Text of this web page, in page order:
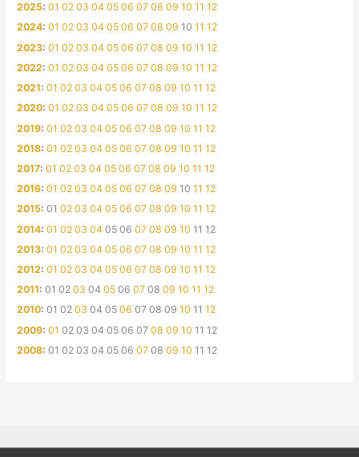
2025:01 02 03 04 05 06 07 08 09 10 11 12
2024:01 02 03 04 05 06 07 08 09 10 11 12
2023:01 02 03 04 05 06 07 08 09 10 11 12
2022:01 02 03 04 05 06 07 08 09 10 11 12
2021:01 02 03 04 05 06 07 08 09 10 11 12
2020:01 02 03 04 05 06 07 08 09 10 11 12
2019:01 02 03 04 05 06 07 08 09 10 11 12
2018:01 02 03 04 05 06 07 08 09 10 11 12
2017:01 02 03 04 05 06 07 08 09 10 11 12
2016:01 02 03 04 05 06 07 08 09 10 11 12
2015:01 02 03 04 05 06 07 08 09 10 11 12
2014:01 02 03 04 05 06 07 08 09 10 11 12
2013:01 02 03 04 05 06 07 08 09 10 11 12
2012:01 02 03 04 05 06 07 08 09 10 11 12
2011:01 02 03 04 05 06 07 08 09 10 11 12
2010:01 02 03 04 05 06 07 08 09 10 11 12
2009:01 02 03 04 05 06 07 08 09 10 11 12
2008:01 02 03 04 05 06 07 08 09 10 11 12